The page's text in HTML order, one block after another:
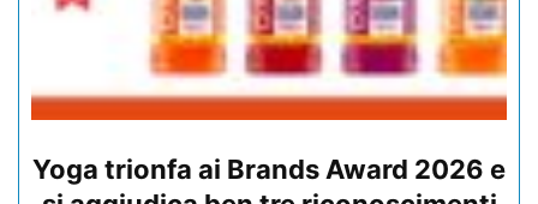
Yoga trionfa ai Brands Award 2026 e